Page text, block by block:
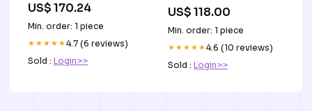
US$ 170.24
Min. order: 1 piece
★★★★★4.7 (6 reviews)
Sold : Login>>
special - Set of 3 bass
(8157SLT) Tilbud 9
US$ 118.00
Min. order: 1 piece
★★★★★4.6 (10 reviews)
Sold : Login>>